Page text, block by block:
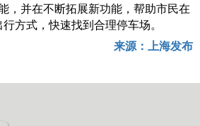
，并在不断拓展新功能，帮助市民在
方式，快速找到合理停车场。
来源：上海发布